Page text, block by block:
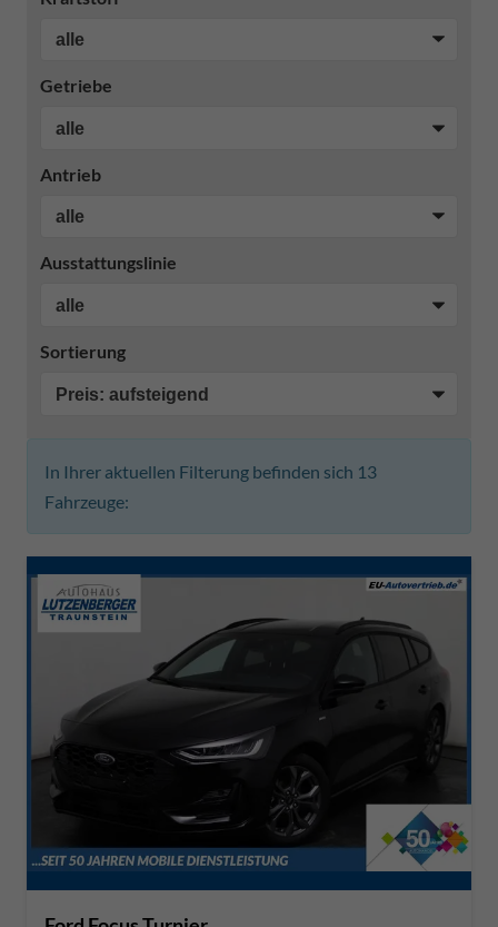
Getriebe
Antrieb
Ausstattungslinie
Sortierung
In Ihrer aktuellen Filterung befinden sich 13
Fahrzeuge: